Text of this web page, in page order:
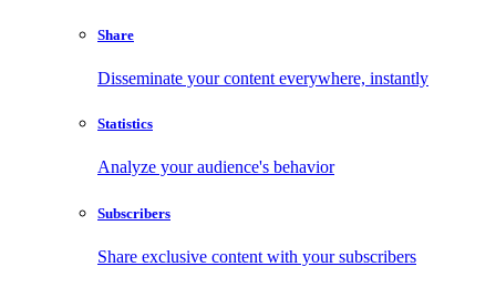
Share
Disseminate your content everywhere, instantly
Statistics
Analyze your audience's behavior
Subscribers
Share exclusive content with your subscribers